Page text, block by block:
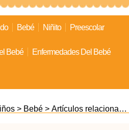
Bebé Niñito Preescolar
Bebé Enfermedades Del Bebé
> Bebé > Artículos relacionados